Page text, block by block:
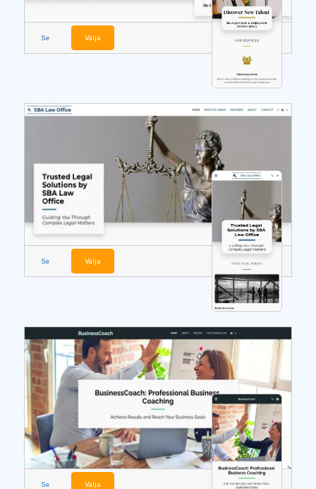
Se Välja
Se Välja
Se Välja